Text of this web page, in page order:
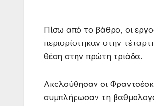
Πίσω από το βάθρο, οι
περιορίστηκαν στην
θέση στην πρώτη τριάδα.
Ακολούθησαν οι
συμπλήρωσαν τη